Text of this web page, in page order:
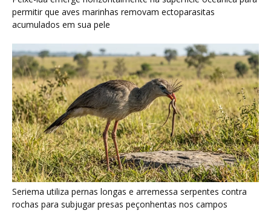
permitir que aves marinhas removam ectoparasitas
acumulados em sua pele
Seriema utiliza pernas longas e arremessa serpentes contra
rochas para subjugar presas peçonhentas nos campos